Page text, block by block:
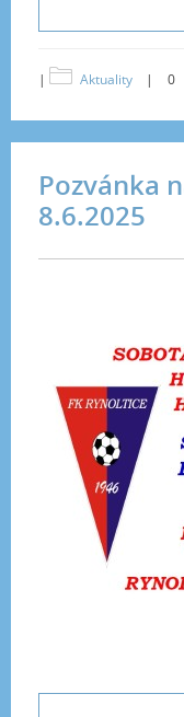
| Aktuality | 0
Pozvánka
8.6.2025